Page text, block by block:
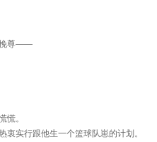
挽尊——
。
实行跟他生一个篮球队崽的计划。